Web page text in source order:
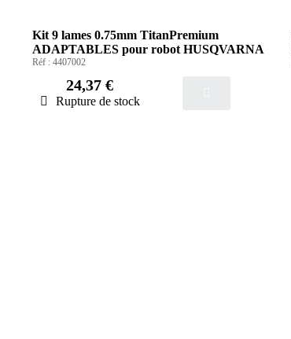
Kit 9 lames 0.75mm TitanPremium
ADAPTABLES pour robot HUSQVARNA
Réf : 4407002
24,37 €
Rupture de stock